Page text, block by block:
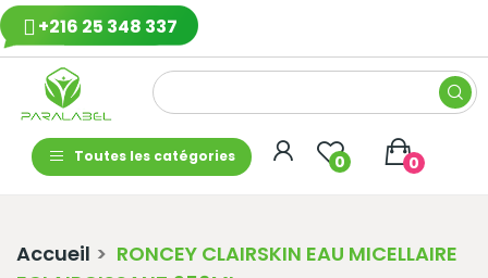
+216 25 348 337
Toutes les catégories 0 0
Accueil
RONCEY CLAIRSKIN EAU MICELLAIRE